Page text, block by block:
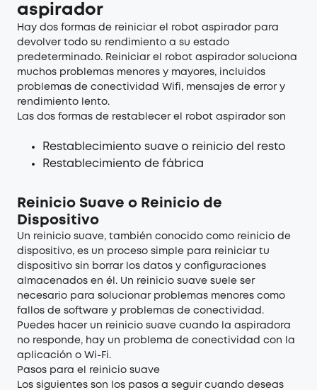
aspirador
Hay dos formas de reiniciar el robot aspirador para
devolver todo su rendimiento a su estado
predeterminado. Reiniciar el robot aspirador soluciona
muchos problemas menores y mayores, incluidos
problemas de conectividad Wifi, mensajes de error y
rendimiento lento.
Las dos formas de restablecer el robot aspirador son
Restablecimiento suave o reinicio del resto
Restablecimiento de fábrica
Reinicio Suave o Reinicio de
Dispositivo
Un reinicio suave, también conocido como reinicio de
dispositivo, es un proceso simple para reiniciar tu
dispositivo sin borrar los datos y configuraciones
almacenados en él. Un reinicio suave suele ser
necesario para solucionar problemas menores como
fallos de software y problemas de conectividad.
Puedes hacer un reinicio suave cuando la aspiradora
no responde, hay un problema de conectividad con la
aplicación o Wi-Fi.
Pasos para el reinicio suave
Los siguientes son los pasos a seguir cuando deseas